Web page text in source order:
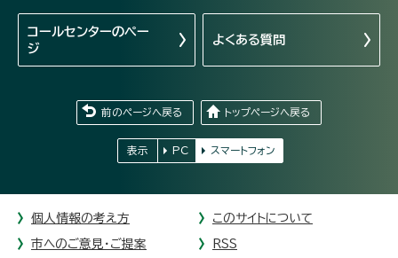
コールセンターのペー
ジ
よくある質問
前のページへ戻る トップページへ戻る
表示 PC スマートフォン
個人情報の考え方 このサイトについて
市へのご意見・ご提案 RSS